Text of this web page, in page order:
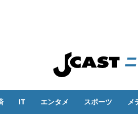
IT エンタメ スポーツ メ